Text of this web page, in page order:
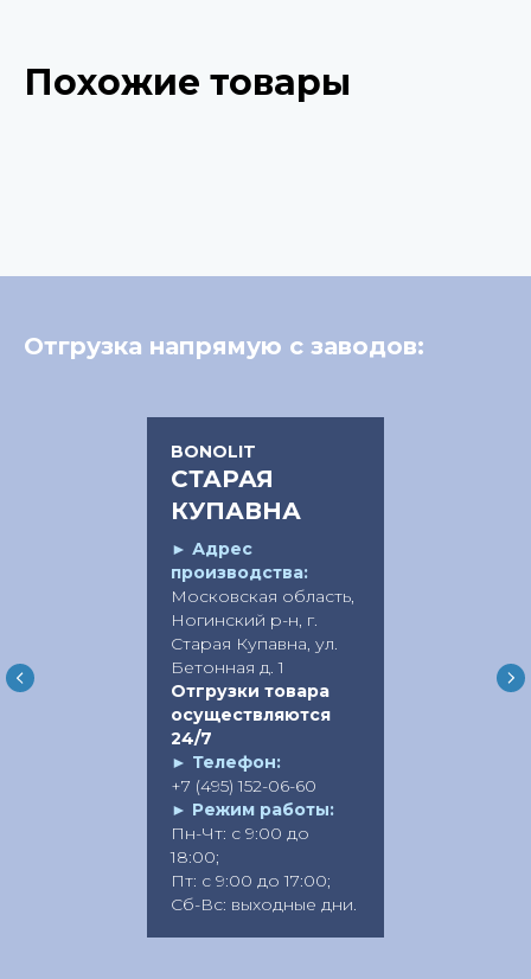
Похожие товары
Отгрузка напрямую с заводов:
BONOLIT
СТАРАЯ
КУПАВНА
► Адрес
производства:
Московская область,
Ногинский р-н, г.
Старая Купавна, ул.
Бетонная д. 1
Отгрузки товара
осуществляются
24/7
► Телефон:
+7 (495) 152-06-60
► Режим работы:
Пн-Чт: с 9:00 до
18:00;
Пт: с 9:00 до 17:00;
Сб-Вс: выходные дни.